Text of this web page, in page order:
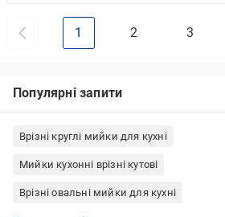
1 2 3
Популярні запити
Врізні круглі мийки для кухні
Мийки кухонні врізні кутові
Врізні овальні мийки для кухні
Врізні прямокутні мийки для кухні
Кутові гранітні мийки для кухні
Врізні квадратні мийки для кухні
Гранітні прямокутні мийки для кухні
Гранітні круглі мийки для кухні
Врізні гранітні мийки для кухні